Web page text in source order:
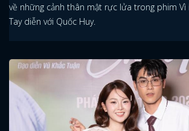
về những cảnh thân mật rực lửa trong phim Vì
Tay diễn với Quốc Huy.